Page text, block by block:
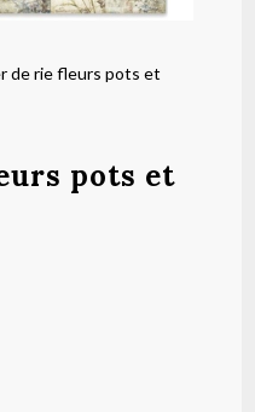
de rie fleurs pots et
pots et